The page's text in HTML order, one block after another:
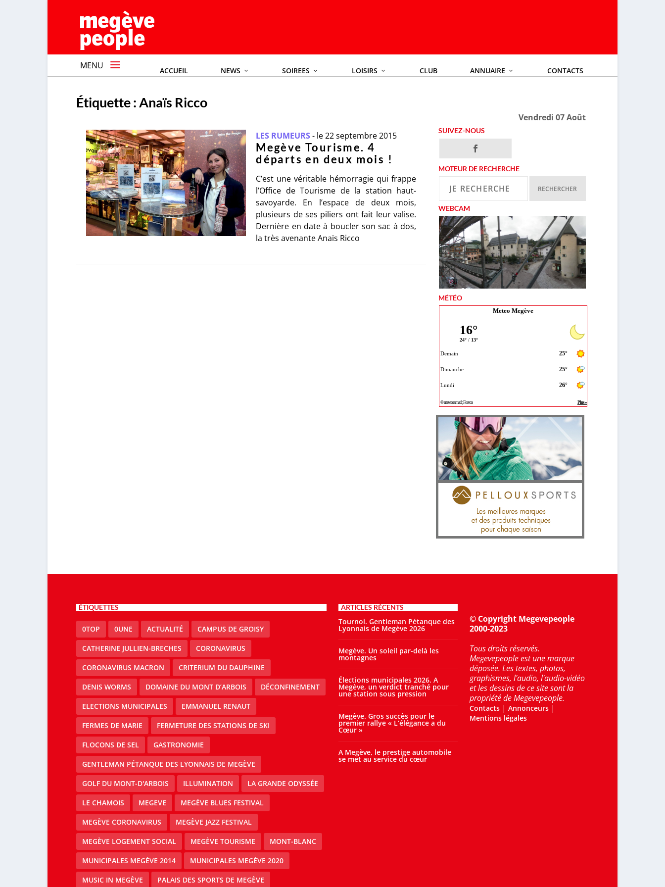
MENU ACCUEIL NEWS SOIREES LOISIRS CLUB ANNUAIRE CONTACTS
Étiquette :Anaïs Ricco
LES RUMEURS- le 22 septembre 2015
Megève Tourisme. 4
départs en deux mois !
C’est une véritable hémorragie qui frappe
l’Office de Tourisme de la station haut-
savoyarde. En l’espace de deux mois,
plusieurs de ses piliers ont fait leur valise.
Dernière en date à boucler son sac à dos,
la très avenante Anaïs Ricco
Vendredi 07 Août
SUIVEZ-NOUS
MOTEUR DE RECHERCHE
WEBCAM
MÉTÉO
Meteo Megève
ÉTIQUETTES
0TOP 0UNE ACTUALITÉ CAMPUS DE GROISY
CATHERINE JULLIEN-BRECHES CORONAVIRUS
CORONAVIRUS MACRON CRITERIUM DU DAUPHINE
DENIS WORMS DOMAINE DU MONT D’ARBOIS DÉCONFINEMENT
ELECTIONS MUNICIPALES EMMANUEL RENAUT
FERMES DE MARIE FERMETURE DES STATIONS DE SKI
FLOCONS DE SEL GASTRONOMIE
GENTLEMAN PÉTANQUE DES LYONNAIS DE MEGÈVE
GOLF DU MONT-D'ARBOIS ILLUMINATION LA GRANDE ODYSSÉE
LE CHAMOIS MEGEVE MEGÈVE BLUES FESTIVAL
MEGÈVE CORONAVIRUS MEGÈVE JAZZ FESTIVAL
MEGÈVE LOGEMENT SOCIAL MEGÈVE TOURISME MONT-BLANC
MUNICIPALES MEGÈVE 2014 MUNICIPALES MEGÈVE 2020
MUSIC IN MEGÈVE PALAIS DES SPORTS DE MEGÈVE
ARTICLES RÉCENTS
Tournoi. Gentleman Pétanque des
Lyonnais de Megève 2026
Megève. Un soleil par-delà les
montagnes
Élections municipales 2026. A
Megève, un verdict tranché pour
une station sous pression
Megève. Gros succès pour le
premier rallye « L’élégance a du
Cœur »
A Megève, le prestige automobile
se met au service du cœur
© Copyright Megevepeople
2000-2023
Tous droits réservés.
Megevepeople est une marque
déposée. Les textes, photos,
graphismes, l'audio, l'audio-vidéo
et les dessins de ce site sont la
propriété de Megevepeople.
Contacts |Annonceurs |
Mentions légales